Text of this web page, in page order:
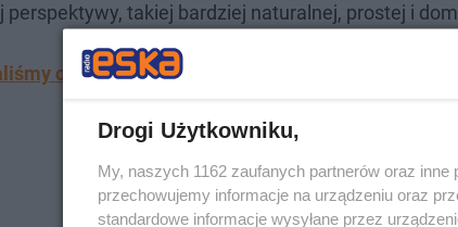
perspektywy, takiej bardziej naturalnej, prostej i
ceny produktów IKEA dziś i w 1997 roku. Nie
Drogi Użytkowniku,
My, naszych 1162 zaufanych partnerów oraz
przechowujemy informacje na urządzeniu oraz
standardowe informacje wysyłane przez